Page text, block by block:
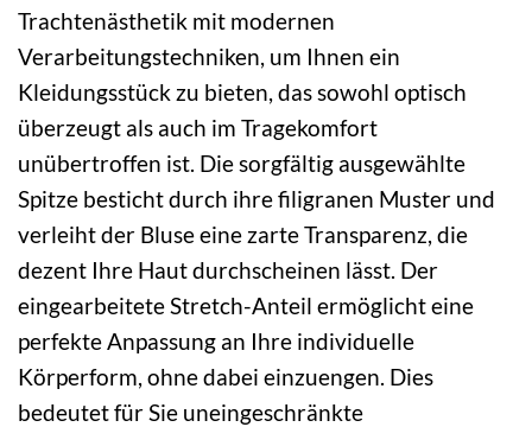
Trachtenästhetik mit modernen
Verarbeitungstechniken, um Ihnen ein
Kleidungsstück zu bieten, das sowohl optisch
überzeugt als auch im Tragekomfort
unübertroffen ist. Die sorgfältig ausgewählte
Spitze besticht durch ihre filigranen Muster und
verleiht der Bluse eine zarte Transparenz, die
dezent Ihre Haut durchscheinen lässt. Der
eingearbeitete Stretch-Anteil ermöglicht eine
perfekte Anpassung an Ihre individuelle
Körperform, ohne dabei einzuengen. Dies
bedeutet für Sie uneingeschränkte